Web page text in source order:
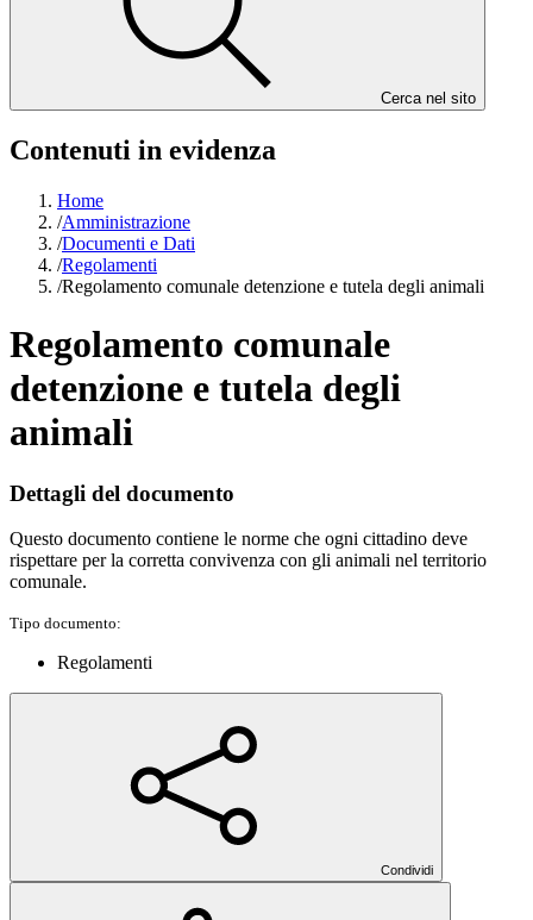
Cerca nel sito
Contenuti in evidenza
Home
/Amministrazione
/Documenti e Dati
/Regolamenti
/Regolamento comunale detenzione e tutela degli animali
Regolamento comunale
detenzione e tutela degli
animali
Dettagli del documento
Questo documento contiene le norme che ogni cittadino deve
rispettare per la corretta convivenza con gli animali nel territorio
comunale.
Tipo documento:
Regolamenti
Condividi